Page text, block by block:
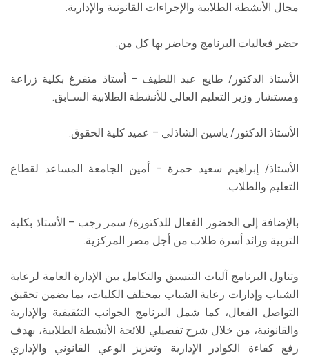
مجال الأنشطة الطلابية والإجراءات القانونية والإدارية.
حضر فعاليات البرنامج وحاضر بها كل من:
الأستاذ الدكتور/ طايع عبد اللطيف – أستاذ متفرغ بكلية زراعة
ومستشار وزير التعليم العالي للأنشطة الطلابية السـابق.
الأستاذ الدكتور/ ياسين الشاذلي – عميد كلية الحقوق.
الأستاذ/ إبراهيم سعيد حمزة – أمين الجامعة المساعد لقطاع
التعليم والطلاب.
بالإضافة إلى الحضور الفعال للدكتورة/ سمر رجب – الأستاذ بكلية
التربية ورائد أسرة طلاب من أجل مصر المركزية.
وتناول البرنامج آليات التنسيق والتكامل بين الإدارة العامة لرعاية
الشباب وإدارات رعاية الشباب بمختلف الكليات، بما يضمن تحقيق
التواصل الفعال، كما شمل البرنامج الجوانب التثقيفية والإدارية
والقانونية، من خلال شرح تفصيلي للائحة الأنشطة الطلابية، بهدف
رفع كفاءة الكوادر الإدارية وتعزيز الوعي القانوني والإداري